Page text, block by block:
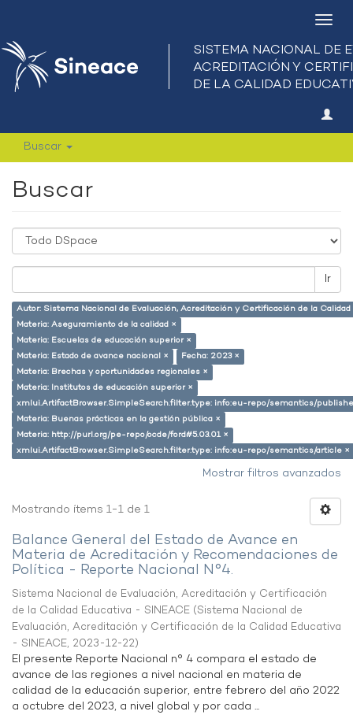
Buscar
Buscar
Ir
Autor: Sistema Nacional de Evaluación, Acreditación y Certificación de la
Materia: Aseguramiento de la calidad ×
Materia: Escuelas de educación superior ×
Materia: Estado de avance nacional ×
Fecha: 2023 ×
Materia: Brechas y oportunidades regionales ×
Materia: Institutos de educación superior ×
xmlui.ArtifactBrowser.SimpleSearch.filter.type: info:eu-repo/semantics/
Materia: Buenas prácticas en la gestión pública ×
Materia: http://purl.org/pe-repo/ocde/ford#5.03.01 ×
xmlui.ArtifactBrowser.SimpleSearch.filter.type: info:eu-repo/semantics/article ×
Mostrar filtros avanzados
Mostrando ítems 1-1 de 1
Balance General del Estado de Avance en
Materia de Acreditación y Recomendaciones de
Política - Reporte Nacional N°4.
Sistema Nacional de Evaluación, Acreditación y Certificación
de la Calidad Educativa - SINEACE (Sistema Nacional de
Evaluación, Acreditación y Certificación de la Calidad Educativa
- SINEACE, 2023-12-22)
El presente Reporte Nacional n° 4 compara el estado de
avance de las regiones a nivel nacional en materia de
calidad de la educación superior, entre febrero del año 2022
a octubre del 2023, a nivel global y por cada ...